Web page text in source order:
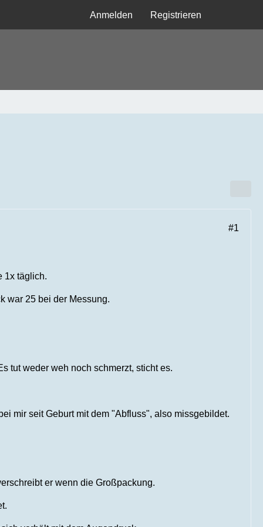
Anmelden Registrieren
#1
1x täglich.
war 25 bei der Messung.
tut weder weh noch schmerzt, sticht es.
mir seit Geburt mit dem "Abfluss", also missgebildet.
er wenn die Großpackung.